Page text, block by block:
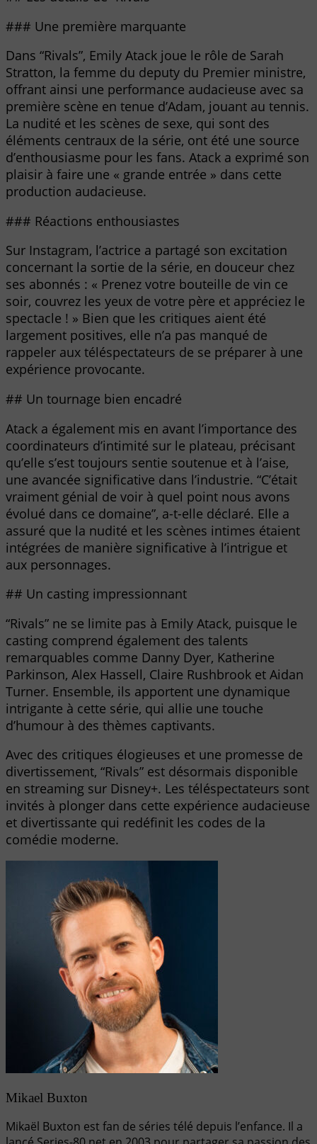
### Une première marquante
Dans “Rivals”, Emily Atack joue le rôle de Sarah
Stratton, la femme du deputy du Premier ministre,
offrant ainsi une performance audacieuse avec sa
première scène en tenue d’Adam, jouant au tennis.
La nudité et les scènes de sexe, qui sont des
éléments centraux de la série, ont été une source
d’enthousiasme pour les fans. Atack a exprimé son
plaisir à faire une « grande entrée » dans cette
production audacieuse.
### Réactions enthousiastes
Sur Instagram, l’actrice a partagé son excitation
concernant la sortie de la série, en douceur chez
ses abonnés : « Prenez votre bouteille de vin ce
soir, couvrez les yeux de votre père et appréciez le
spectacle ! » Bien que les critiques aient été
largement positives, elle n’a pas manqué de
rappeler aux téléspectateurs de se préparer à une
expérience provocante.
## Un tournage bien encadré
Atack a également mis en avant l’importance des
coordinateurs d’intimité sur le plateau, précisant
qu’elle s’est toujours sentie soutenue et à l’aise,
une avancée significative dans l’industrie. “C’était
vraiment génial de voir à quel point nous avons
évolué dans ce domaine”, a-t-elle déclaré. Elle a
assuré que la nudité et les scènes intimes étaient
intégrées de manière significative à l’intrigue et
aux personnages.
## Un casting impressionnant
“Rivals” ne se limite pas à Emily Atack, puisque le
casting comprend également des talents
remarquables comme Danny Dyer, Katherine
Parkinson, Alex Hassell, Claire Rushbrook et Aidan
Turner. Ensemble, ils apportent une dynamique
intrigante à cette série, qui allie une touche
d’humour à des thèmes captivants.
Avec des critiques élogieuses et une promesse de
divertissement, “Rivals” est désormais disponible
en streaming sur Disney+. Les téléspectateurs sont
invités à plonger dans cette expérience audacieuse
et divertissante qui redéfinit les codes de la
comédie moderne.
Mikael Buxton
Mikaël Buxton est fan de séries télé depuis l’enfance. Il a